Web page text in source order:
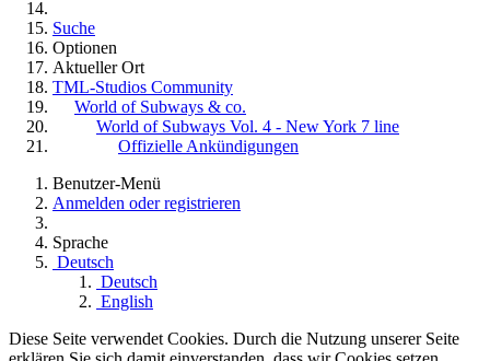
Suche
Optionen
Aktueller Ort
TML-Studios Community
World of Subways & co.
World of Subways Vol. 4 - New York 7 line
Offizielle Ankündigungen
Benutzer-Menü
Anmelden oder registrieren
Sprache
Deutsch
Deutsch
English
Diese Seite verwendet Cookies. Durch die Nutzung unserer Seite